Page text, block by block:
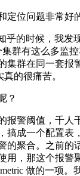
位问题非常好
乎的时候，我发
群有这么多监
集群在同一套
的很痛苦。
？
报警阈值，千人
搞成一个配置
聚合。之前的
用，那这个报
做的一项